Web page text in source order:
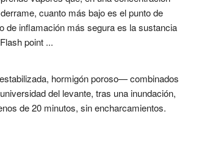
cuanto más bajo es el punto de
de inflamación más segura es la sustancia
point ...
hormigón poroso— combinados
del levante, tras una inundación,
de 20 minutos, sin encharcamientos.